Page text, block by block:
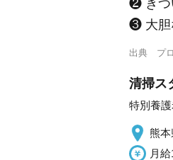
❷ きつ
❸ 大胆
出典 プ
清掃ス
特別養
熊
月